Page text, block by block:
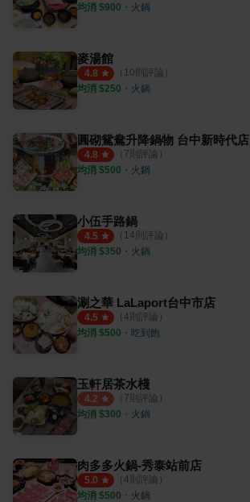
均消 $900 ・ 火鍋
麥湯館
4.8 （ 10則評論）
均消 $250 ・ 火鍋
圓砌鴛鴦升降鍋物 台中新時代店
4.8 （ 7則評論）
均消 $500 ・ 火鍋
小伍手路鍋
4.5 （ 14則評論）
均消 $350 ・ 火鍋
涮之華 LaLaport台中市店
4.5 （ 4則評論）
均消 $500 ・ 吃到飽
玉軒居茶水棧
4.2 （ 7則評論）
均消 $300 ・ 火鍋
肉多多火鍋-秀泰站前店
5.0 （ 4則評論）
均消 $500 ・ 火鍋